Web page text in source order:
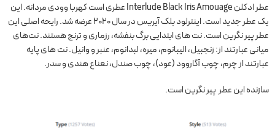
عطر ادکلن Interlude Black Iris Amouage عطری است کهربا وودی مردانه. این
یک عطر جدید است. اینترلود بلک آیریس در سال 2020 عرضه شد. رایحه اصلی این
عطر پیر نگرین است. نت های ابتدایی برگ بنفشه، رزماری و ترنج هستند. نت‌های
میانی عبارتند از: زنجبیل، الیبانوم، میره، لبدانوم، عنبر و وانیل. نت های پایه
عبارتند از چرم، چوب آگاروود (عود)، چوب صندل، نعناع هندی و سدر.
سازنده این عطر پیر نگرین است.